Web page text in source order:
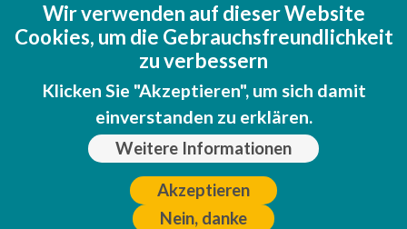
Fondo Europeo de Desarrollo Regional
(FEDER)
Una manera de hacer EUROPA
Wir verwenden auf dieser Website
Cookies, um die Gebrauchsfreundlichkeit
zu verbessern
Klicken Sie "Akzeptieren", um sich damit
einverstanden zu erklären.
Weitere Informationen
Akzeptieren
Nein, danke